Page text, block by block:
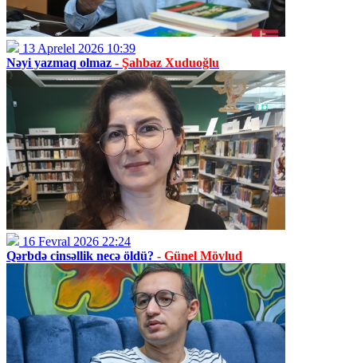
13 Aprelel 2026 10:39
Nəyi yazmaq olmaz - Şahbaz Xuduoğlu
16 Fevral 2026 22:24
Qərbdə cinsəllik necə öldü? - Günel Mövlud